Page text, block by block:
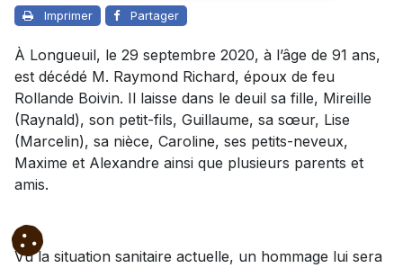
Imprimer Partager
À Longueuil, le 29 septembre 2020, à l’âge de 91 ans,
est décédé M. Raymond Richard, époux de feu
Rollande Boivin. Il laisse dans le deuil sa fille, Mireille
(Raynald), son petit-fils, Guillaume, sa sœur, Lise
(Marcelin), sa nièce, Caroline, ses petits-neveux,
Maxime et Alexandre ainsi que plusieurs parents et
amis.
Vu la situation sanitaire actuelle, un hommage lui sera